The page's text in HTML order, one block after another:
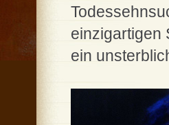
einzigartigen
ein